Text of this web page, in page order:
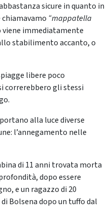
sicure in quanto in
“mappatella
viene immediatamente
stabilimento accanto, o
libere poco
correrebbero gli stessi
alla luce diverse
l’annegamento nelle
di 11 anni trovata morta
dopo essere
e un ragazzo di 20
Bolsena dopo un tuffo dal